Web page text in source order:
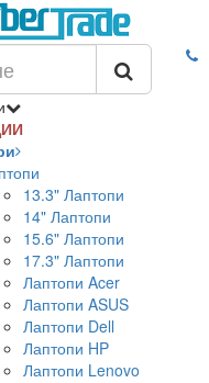
13.3" Лаптопи
14" Лаптопи
15.6" Лаптопи
17.3" Лаптопи
Лаптопи Acer
Лаптопи ASUS
Лаптопи Dell
Лаптопи HP
Лаптопи Lenovo